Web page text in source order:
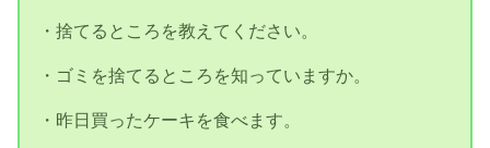
・捨てるところを教えてください。
・ゴミを捨てるところを知っていますか。
・昨日買ったケーキを食べます。